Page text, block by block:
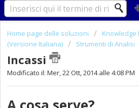
Home page delle soluzioni
Knowledge
(Versione Italiana)
Strumenti di Analisi
Incassi
Modificato il: Mer, 22 Ott, 2014 alle 4:08 PM